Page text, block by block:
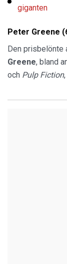
giganten
Peter Greene
Den prisbelönte
Greene, bland
och Pulp Fiction